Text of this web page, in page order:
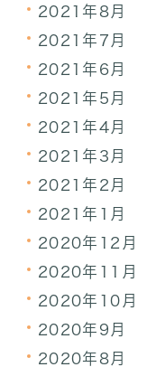
2021年8月
2021年7月
2021年6月
2021年5月
2021年4月
2021年3月
2021年2月
2021年1月
2020年12月
2020年11月
2020年10月
2020年9月
2020年8月